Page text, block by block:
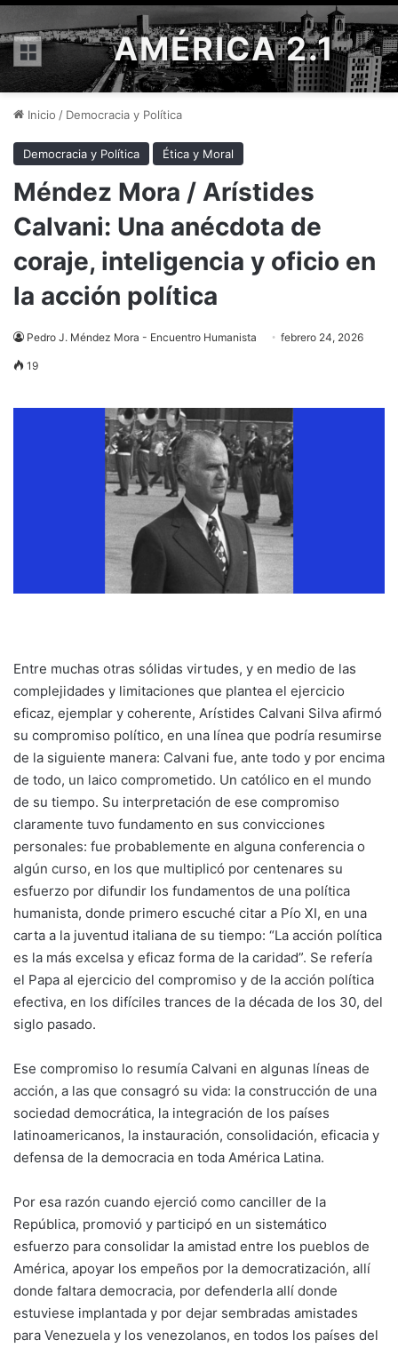
Menú AMÉRICA 2.1
Inicio / Democracia y Política
Democracia y Política Ética y Moral
Méndez Mora / Arístides
Calvani: Una anécdota de
coraje, inteligencia y oficio en
la acción política
Pedro J. Méndez Mora - Encuentro Humanista febrero 24, 2026
19
Entre muchas otras sólidas virtudes, y en medio de las
complejidades y limitaciones que plantea el ejercicio
eficaz, ejemplar y coherente, Arístides Calvani Silva afirmó
su compromiso político, en una línea que podría resumirse
de la siguiente manera: Calvani fue, ante todo y por encima
de todo, un laico comprometido. Un católico en el mundo
de su tiempo. Su interpretación de ese compromiso
claramente tuvo fundamento en sus convicciones
personales: fue probablemente en alguna conferencia o
algún curso, en los que multiplicó por centenares su
esfuerzo por difundir los fundamentos de una política
humanista, donde primero escuché citar a Pío XI, en una
carta a la juventud italiana de su tiempo: “La acción política
es la más excelsa y eficaz forma de la caridad”. Se refería
el Papa al ejercicio del compromiso y de la acción política
efectiva, en los difíciles trances de la década de los 30, del
siglo pasado.
Ese compromiso lo resumía Calvani en algunas líneas de
acción, a las que consagró su vida: la construcción de una
sociedad democrática, la integración de los países
latinoamericanos, la instauración, consolidación, eficacia y
defensa de la democracia en toda América Latina.
Por esa razón cuando ejerció como canciller de la
República, promovió y participó en un sistemático
esfuerzo para consolidar la amistad entre los pueblos de
América, apoyar los empeños por la democratización, allí
donde faltara democracia, por defenderla allí donde
estuviese implantada y por dejar sembradas amistades
para Venezuela y los venezolanos, en todos los países del